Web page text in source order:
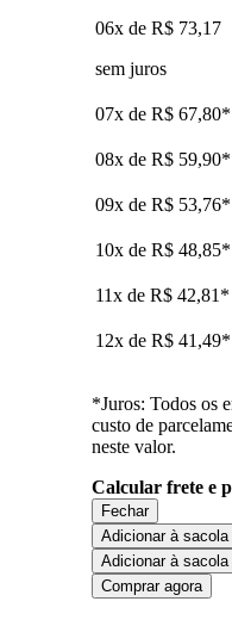
06x de R$ 73,17
sem juros
07x de R$ 67,80*
08x de R$ 59,90*
09x de R$ 53,76*
10x de R$ 48,85*
11x de R$ 42,81 *
12x de R$ 41,49*
*Juros: Todos os
custo de
neste valor.
Calcular frete e
Fechar
Adicionar à sacola
Adicionar à sacola
Comprar agora